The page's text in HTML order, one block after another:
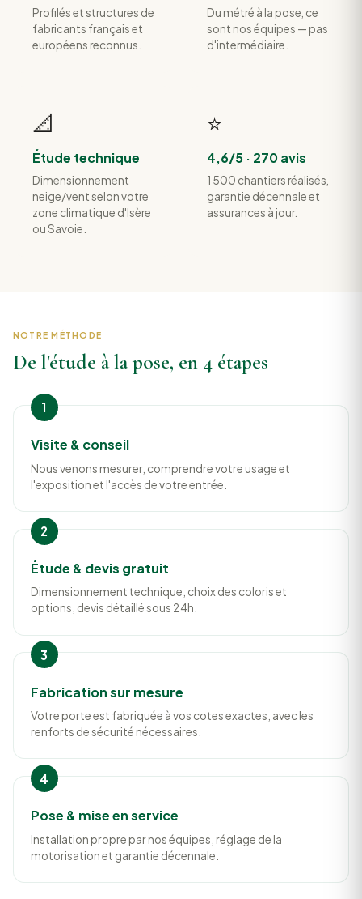
Profilés et structures de
fabricants français et
européens reconnus.
Du métré à la pose, ce
sont nos équipes — pas
d'intermédiaire.
📐
Étude technique
Dimensionnement
neige/vent selon votre
zone climatique d'Isère
ou Savoie.
⭐
4,6/5 · 270 avis
1 500 chantiers réalisés,
garantie décennale et
assurances à jour.
NOTRE MÉTHODE
De l'étude à la pose, en 4 étapes
Visite & conseil
Nous venons mesurer, comprendre votre usage et
l'exposition et l'accès de votre entrée.
Étude & devis gratuit
Dimensionnement technique, choix des coloris et
options, devis détaillé sous 24h.
Fabrication sur mesure
Votre porte est fabriquée à vos cotes exactes, avec les
renforts de sécurité nécessaires.
Pose & mise en service
Installation propre par nos équipes, réglage de la
motorisation et garantie décennale.